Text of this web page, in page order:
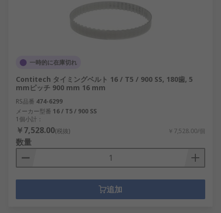
一時的に在庫切れ
Contitech タイミングベルト 16 / T5 / 900 SS, 180歯, 5
mmピッチ 900 mm 16 mm
RS品番 474-6299
メーカー型番 16 / T5 / 900 SS
1個小計：
￥7,528.00(税抜) ￥7,528.00/個
数量
追加